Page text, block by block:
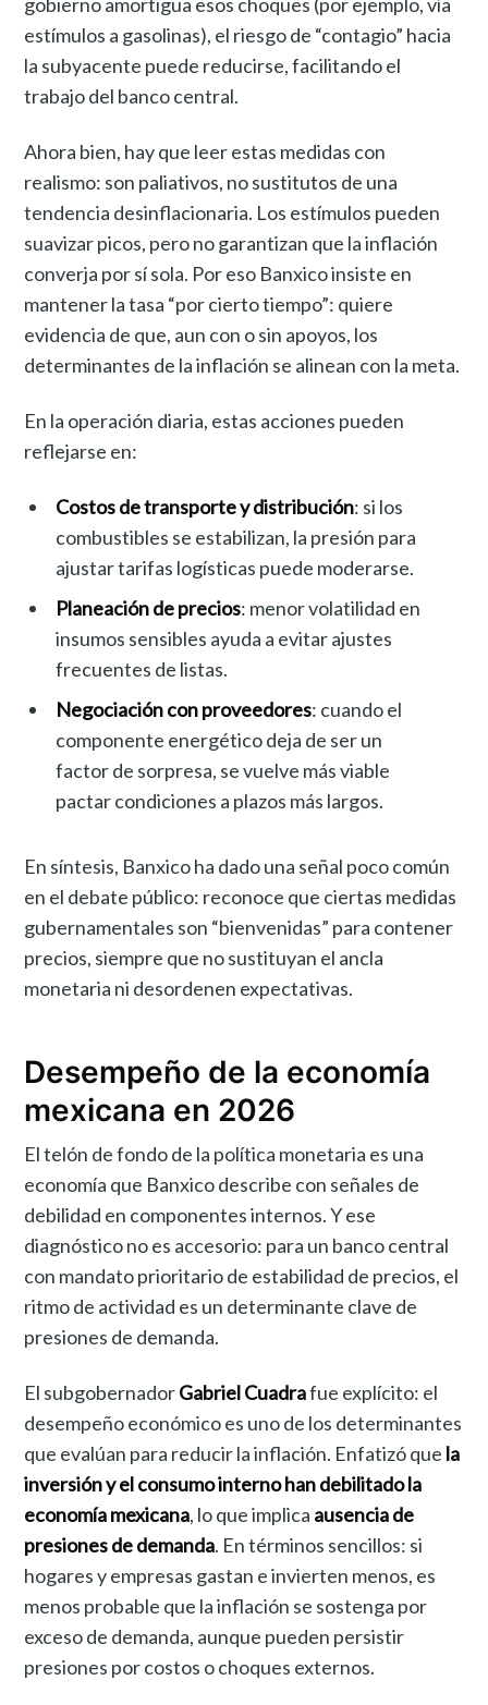
estímulos a gasolinas), el riesgo de “contagio” hacia
la subyacente puede reducirse, facilitando el
trabajo del banco central.
Ahora bien, hay que leer estas medidas con
realismo: son paliativos, no sustitutos de una
tendencia desinflacionaria. Los estímulos pueden
suavizar picos, pero no garantizan que la inflación
converja por sí sola. Por eso Banxico insiste en
mantener la tasa “por cierto tiempo”: quiere
evidencia de que, aun con o sin apoyos, los
determinantes de la inflación se alinean con la meta.
En la operación diaria, estas acciones pueden
reflejarse en:
Costos de transporte y distribución: si los
combustibles se estabilizan, la presión para
ajustar tarifas logísticas puede moderarse.
Planeación de precios: menor volatilidad en
insumos sensibles ayuda a evitar ajustes
frecuentes de listas.
Negociación con proveedores: cuando el
componente energético deja de ser un
factor de sorpresa, se vuelve más viable
pactar condiciones a plazos más largos.
En síntesis, Banxico ha dado una señal poco común
en el debate público: reconoce que ciertas medidas
gubernamentales son “bienvenidas” para contener
precios, siempre que no sustituyan el ancla
monetaria ni desordenen expectativas.
Desempeño de la economía
mexicana en 2026
El telón de fondo de la política monetaria es una
economía que Banxico describe con señales de
debilidad en componentes internos. Y ese
diagnóstico no es accesorio: para un banco central
con mandato prioritario de estabilidad de precios, el
ritmo de actividad es un determinante clave de
presiones de demanda.
El subgobernadorGabriel Cuadrafue explícito: el
desempeño económico es uno de los determinantes
que evalúan para reducir la inflación. Enfatizó que la
inversión y el consumo interno han debilitado la
economía mexicana, lo que implica ausencia de
presiones de demanda. En términos sencillos: si
hogares y empresas gastan e invierten menos, es
menos probable que la inflación se sostenga por
exceso de demanda, aunque pueden persistir
presiones por costos o choques externos.